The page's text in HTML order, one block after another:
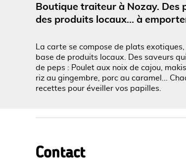
Boutique traiteur à Nozay. Des
des produits locaux… à
La carte se compose de plats
base de produits locaux. Des saveurs
de peps : Poulet aux noix de cajou,
riz au gingembre, porc au caramel...
recettes pour éveiller vos papilles.
Contact